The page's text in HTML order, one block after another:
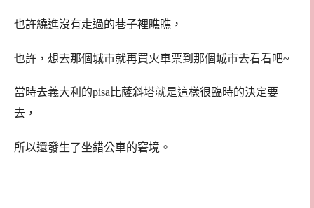
也許繞進沒有走過的巷子裡瞧瞧，
也許，想去那個城市就再買火車票到那個城市去看看吧~
當時去義大利的pisa比薩斜塔就是這樣很臨時的決定要
去，
所以還發生了坐錯公車的窘境。